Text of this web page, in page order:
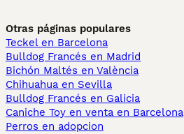
Otras páginas populares
Teckel en Barcelona
Bulldog Francés en Madrid
Bichón Maltés en València
Chihuahua en Sevilla
Bulldog Francés en Galicia
Caniche Toy en venta en Barcelona
Perros en adopcion